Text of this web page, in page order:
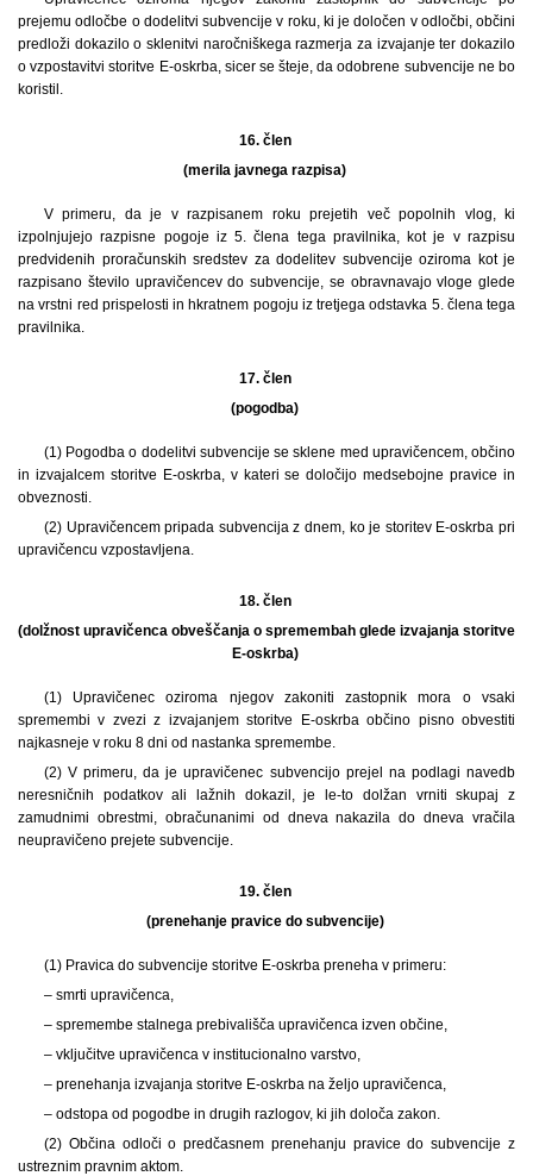
prejemu odločbe o dodelitvi subvencije v roku, ki je določen v odločbi, občini
predloži dokazilo o sklenitvi naročniškega razmerja za izvajanje ter dokazilo
o vzpostavitvi storitve E-oskrba, sicer se šteje, da odobrene subvencije ne bo
koristil.
16. člen
(merila javnega razpisa)
V primeru, da je v razpisanem roku prejetih več popolnih vlog, ki
izpolnjujejo razpisne pogoje iz 5. člena tega pravilnika, kot je v razpisu
predvidenih proračunskih sredstev za dodelitev subvencije oziroma kot je
razpisano število upravičencev do subvencije, se obravnavajo vloge glede
na vrstni red prispelosti in hkratnem pogoju iz tretjega odstavka 5. člena tega
pravilnika.
17. člen
(pogodba)
(1) Pogodba o dodelitvi subvencije se sklene med upravičencem, občino
in izvajalcem storitve E-oskrba, v kateri se določijo medsebojne pravice in
obveznosti.
(2) Upravičencem pripada subvencija z dnem, ko je storitev E-oskrba pri
upravičencu vzpostavljena.
18. člen
(dolžnost upravičenca obveščanja o spremembah glede izvajanja storitve
E-oskrba)
(1) Upravičenec oziroma njegov zakoniti zastopnik mora o vsaki
spremembi v zvezi z izvajanjem storitve E-oskrba občino pisno obvestiti
najkasneje v roku 8 dni od nastanka spremembe.
(2) V primeru, da je upravičenec subvencijo prejel na podlagi navedb
neresničnih podatkov ali lažnih dokazil, je le-to dolžan vrniti skupaj z
zamudnimi obrestmi, obračunanimi od dneva nakazila do dneva vračila
neupravičeno prejete subvencije.
19. člen
(prenehanje pravice do subvencije)
(1) Pravica do subvencije storitve E-oskrba preneha v primeru:
– smrti upravičenca,
– spremembe stalnega prebivališča upravičenca izven občine,
– vključitve upravičenca v institucionalno varstvo,
– prenehanja izvajanja storitve E-oskrba na željo upravičenca,
– odstopa od pogodbe in drugih razlogov, ki jih določa zakon.
(2) Občina odloči o predčasnem prenehanju pravice do subvencije z
ustreznim pravnim aktom.